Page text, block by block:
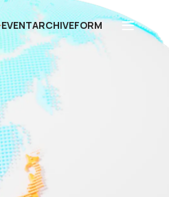
EVENTARCHIVEFORM